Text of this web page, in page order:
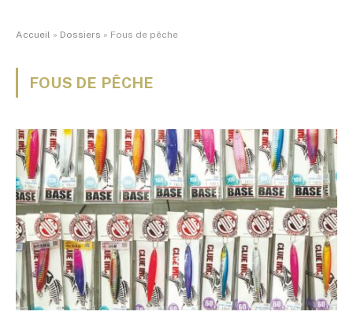
Accueil » Dossiers » Fous de pêche
FOUS DE PÊCHE